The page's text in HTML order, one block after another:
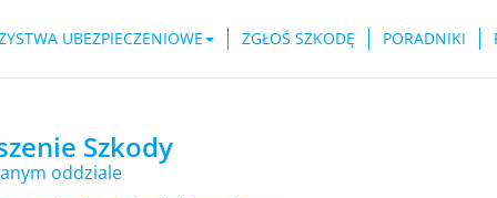
UBEZPIECZENIOWE ZGŁOŚ SZKODĘ PORADNIKI
Szkody
oddziale